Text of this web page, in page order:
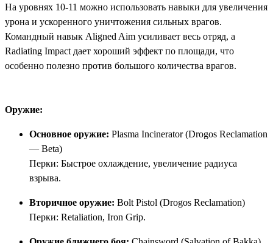
На уровнях 10-11 можно использовать навыки для увеличения
урона и ускоренного уничтожения сильных врагов.
Командный навык Aligned Aim усиливает весь отряд, а
Radiating Impact дает хороший эффект по площади, что
особенно полезно против большого количества врагов.
Оружие:
Основное оружие: Plasma Incinerator (Drogos Reclamation
— Beta)
Перки: Быстрое охлаждение, увеличение радиуса
взрыва.
Вторичное оружие: Bolt Pistol (Drogos Reclamation)
Перки: Retaliation, Iron Grip.